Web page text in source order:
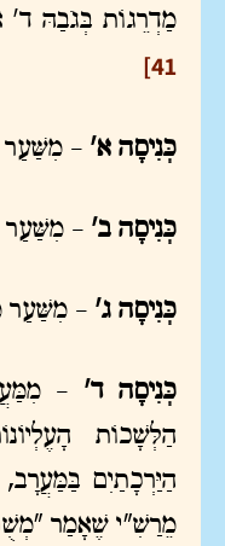
מַדְרֵגוֹת בְּגֹבַהּ ד'
41]
כְּנִיסָה א' – מִשַּׁעַר
כְּנִיסָה ב' – מִשַּׁעַר
כְּנִיסָה ג'– מִשַּׁעַר
כְּנִיסָה ד' –
הַלְּשָׁכוֹת
הַיַּרְכָתַיִם
מֵרַשִׁ"י שֶׁאָמַר